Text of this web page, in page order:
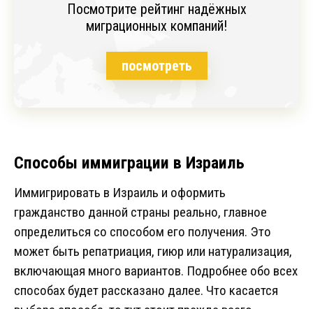
Посмотрите рейтинг надёжных
миграционных компаний!
посмотреть
Способы иммиграции в Израиль
Иммигрировать в Израиль и оформить
гражданство данной страны реально, главное
определиться со способом его получения. Это
может быть репатриация, гиюр или натурализация,
включающая много вариантов. Подробнее обо всех
способах будет рассказано далее. Что касается